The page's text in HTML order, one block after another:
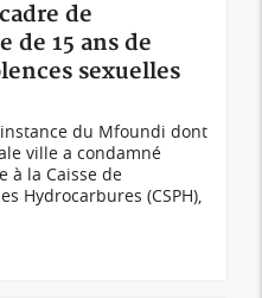
de
15 ans de
sexuelles
du Mfoundi dont
ville a condamné
à la Caisse de
Hydrocarbures (CSPH),